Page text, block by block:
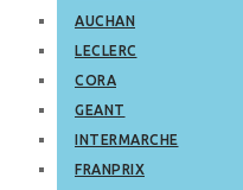
AUCHAN
LECLERC
CORA
GEANT
INTERMARCHE
FRANPRIX